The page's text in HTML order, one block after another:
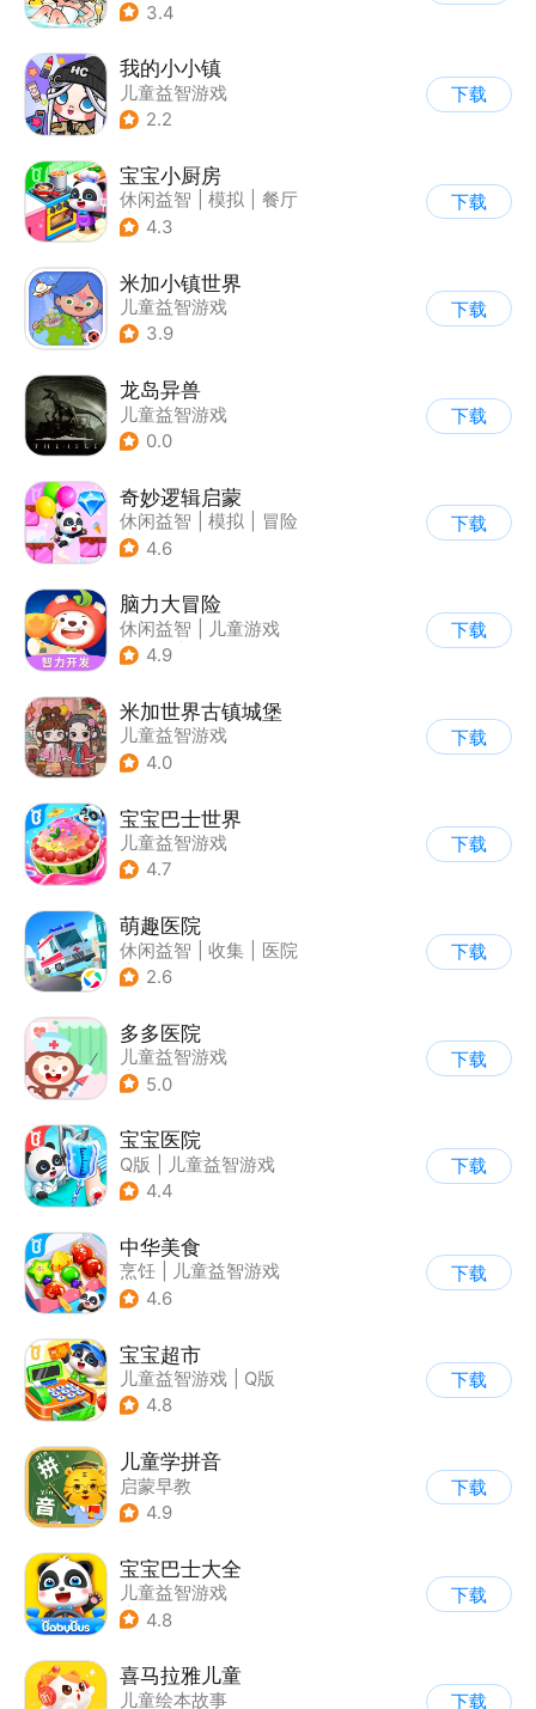
3.4
我的小小镇
儿童益智游戏
2.2
下载
宝宝小厨房
休闲益智 模拟
餐厅
| 宝宝巴士
4.3
下载
米加小镇世界
儿童益智游戏
3.9
下载
龙岛异兽
儿童益智游戏
0.0
下载
奇妙逻辑启蒙
休闲益智 模拟
冒险
| 宝宝巴士
4.6
下载
脑力大冒险
休闲益智
儿童游戏
| 卡通
4.9
下载
米加世界古镇城堡
儿童益智游戏
4.0
下载
宝宝巴士世界
儿童益智游戏
4.7
下载
萌趣医院
休闲益智 收集
医院
| 卡通
2.6
下载
多多医院
儿童益智游戏
| 医院挂号
5.0
下载
宝宝医院
Q版
儿童益智游戏
4.4
下载
中华美食
烹饪
儿童益智游戏
4.6
下载
宝宝超市
儿童益智游戏
Q版
4.8
下载
儿童学拼音
启蒙早教
4.9
下载
宝宝巴士大全
儿童益智游戏
| 启蒙早教
4.8
下载
喜马拉雅儿童
儿童绘本故事
下载